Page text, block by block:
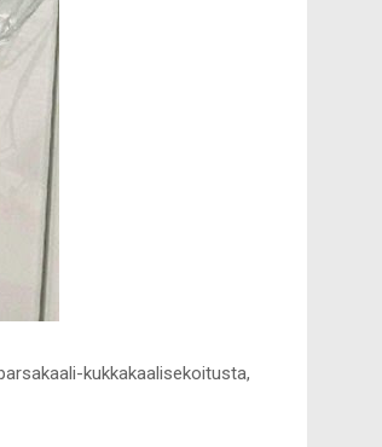
kukkakaalisekoitusta,